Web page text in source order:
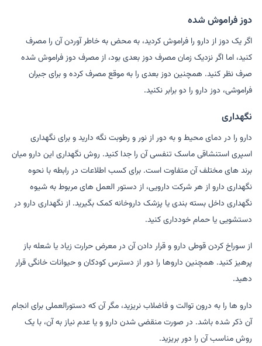
دوز فراموش شده
اگر یک دوز از دارو را فراموش کردید، به محض به خاطر آوردن آن را مصرف
کنید، اما اگر نزدیک زمان مصرف دوز بعدی بود، از مصرف دوز فراموش شده
صرف نظر کنید. همچنین دوز بعدی را به موقع مصرف کرده و برای جبران
فراموشی، دوز دارو را دو برابر نکنید.
نگهداری
دارو را در دمای محیط و به دور از نور و رطوبت نگه دارید و برای نگهداری
اسپری استنشاقی ماسک تنفسی آن را جدا کنید. روش نگهداری این دارو میان
برند های مختلف آن متفاوت است. برای کسب اطلاعات در رابطه با نحوه
نگهداری دارو از هر شرکت دارویی، از دستور العمل های مربوط به شیوه
نگهداری داخل بسته بندی یا پزشک داروخانه کمک بگیرید. از نگهداری دارو در
دستشویی یا حمام خودداری کنید.
از سوراخ کردن قوطی دارو و قرار دادن آن در معرض حرارت زیاد یا شعله باز
پرهیز کنید. همچنین داروها را دور از دسترس کودکان و حیوانات خانگی قرار
دهید.
دارو ها را به درون توالت و فاضلاب نریزید، مگر آن که دستورالعملی برای انجام
آن ذکر شده باشد. در صورت منقضی شدن دارو و یا عدم نیاز به آن، با یک
روش مناسب آن را دور بریزید.